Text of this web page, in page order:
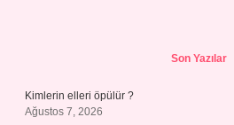
Son Yazılar
Kimlerin elleri öpülür ?
Ağustos 7, 2026